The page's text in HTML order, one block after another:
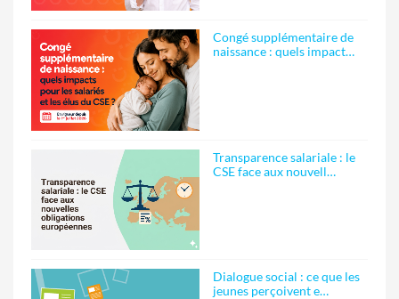
Congé supplémentaire de
naissance : quels impact…
Transparence salariale : le
CSE face aux nouvell…
Dialogue social : ce que les
jeunes perçoivent e…